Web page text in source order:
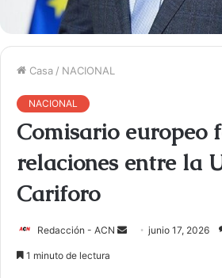
Casa / NACIONAL
NACIONAL
Comisario europeo
relaciones entre la
Cariforo
Redacción - ACN junio 17, 2026
1 minuto de lectura